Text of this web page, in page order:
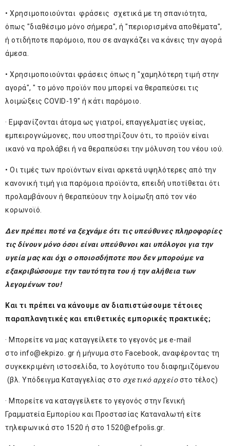
• Χρησιμοποιούνται φράσεις σχετικά με τη σπανιότητα,
όπως "διαθέσιμο μόνο σήμερα", ή "περιορισμένα αποθέματα",
ή οτιδήποτε παρόμοιο, που σε αναγκάζει να κάνεις την αγορά
άμεσα.
• Χρησιμοποιούνται φράσεις όπως η "χαμηλότερη τιμή στην
αγορά", " το μόνο προϊόν που μπορεί να θεραπεύσει τις
λοιμώξεις COVID-19" ή κάτι παρόμοιο.
· Εμφανίζονται άτομα ως γιατροί, επαγγελματίες υγείας,
εμπειρογνώμονες, που υποστηρίζουν ότι, το προϊόν είναι
ικανό να προλάβει ή να θεραπεύσει την μόλυνση του νέου ιού.
• Οι τιμές των προϊόντων είναι αρκετά υψηλότερες από την
κανονική τιμή για παρόμοια προϊόντα, επειδή υποτίθεται ότι
προλαμβάνουν ή θεραπεύουν την λοίμωξη από τον νέο
κορωνοϊό.
Δεν πρέπει ποτέ να ξεχνάμε ότι τις υπεύθυνες πληροφορίες
τις δίνουν μόνο όσοι είναι υπεύθυνοι και υπόλογοι για την
υγεία μας και όχι ο οποιοσδήποτε που δεν μπορούμε να
εξακριβώσουμε την ταυτότητα του ή την αλήθεια των
λεγομένων του!
Και τι πρέπει να κάνουμε αν διαπιστώσουμε τέτοιες
παραπλανητικές και επιθετικές εμπορικές πρακτικές;
· Μπορείτε να μας καταγγείλετε το γεγονός με e-mail
στο info@ekpizo. gr ή μήνυμα στο Facebook, αναφέροντας τη
συγκεκριμένη ιστοσελίδα, το λογότυπο του διαφημιζόμενου
(βλ. Υπόδειγμα Καταγγελίας στο σχετικό αρχείοστο τέλος)
· Μπορείτε να καταγγείλετε το γεγονός στην Γενική
Γραμματεία Εμπορίου και Προστασίας Καταναλωτή είτε
τηλεφωνικά στο 1520 ή στο 1520@efpolis.gr.